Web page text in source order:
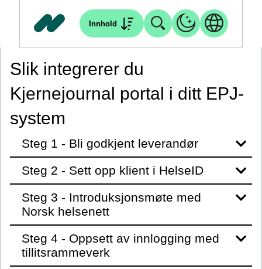
Innhold
Slik integrerer du
Kjernejournal portal i ditt EPJ-
system
Steg 1 - Bli godkjent leverandør
Steg 2 - Sett opp klient i HelseID
Steg 3 - Introduksjonsmøte med
Norsk helsenett
Steg 4 - Oppsett av innlogging med
tillitsrammeverk